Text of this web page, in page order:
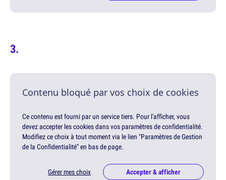
Contenu bloqué par vos choix de cookies
Ce contenu est fourni par un service tiers. Pour l'afficher, vous
devez accepter les cookies dans vos paramètres de confidentialité.
Modifiez ce choix à tout moment via le lien "Paramètres de Gestion
de la Confidentialité" en bas de page.
Gérer mes choix Accepter & afficher